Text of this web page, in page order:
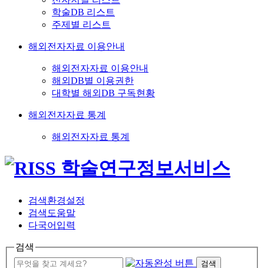
학술DB 리스트
주제별 리스트
해외전자자료 이용안내
해외전자자료 이용안내
해외DB별 이용권한
대학별 해외DB 구독현황
해외전자자료 통계
해외전자자료 통계
검색환경설정
검색도움말
다국어입력
검색
검색